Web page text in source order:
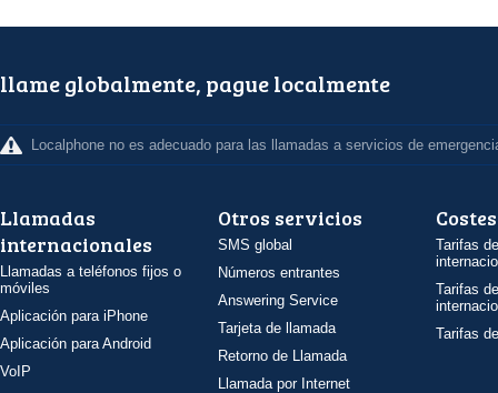
llame globalmente, pague localmente
Localphone no es adecuado para las llamadas a servicios de
Llamadas
internacionales
Llamadas a teléfonos fijos o
móviles
Aplicación para iPhone
Aplicación para Android
VoIP
Otros servicios
SMS global
Números entrantes
Answering Service
Tarjeta de llamada
Retorno de Llamada
Llamada por Internet
Costes
Tarifas
Tarifas
Tarifas